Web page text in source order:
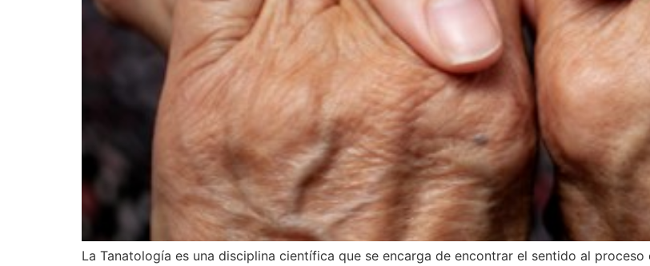
La Tanatología es una disciplina científica que se encarga de encontrar el sentido al